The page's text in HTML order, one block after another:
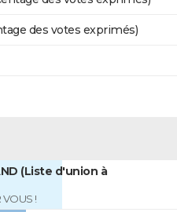
des votes exprimés)
(Liste d'union à
VOUS !